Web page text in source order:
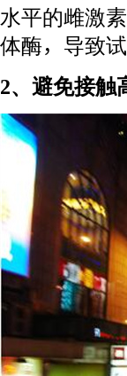
水平的雌激
体酶，导致
2、避免接触